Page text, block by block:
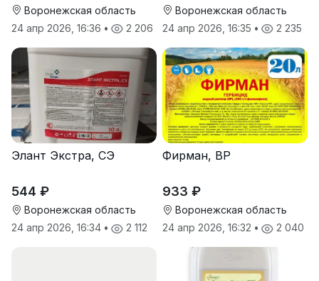
Воронежская область
24 апр 2026, 16:36 • 2 206
Воронежская область
24 апр 2026, 16:35 • 2 235
Элант Экстра, СЭ
544 ₽
Воронежская область
24 апр 2026, 16:34 • 2 112
Фирман, ВР
933 ₽
Воронежская область
24 апр 2026, 16:32 • 2 040